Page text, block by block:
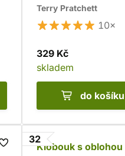
Terry Pratchett
10×
329 Kč
skladem
do košíku
32
Klobouk s oblohou